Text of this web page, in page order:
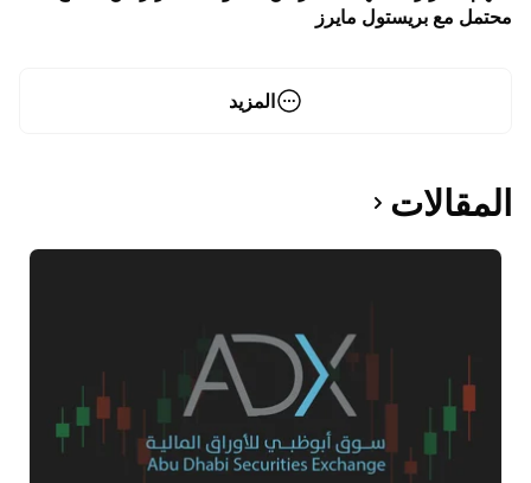
محتمل مع بريستول مايرز
المزيد
المقالات